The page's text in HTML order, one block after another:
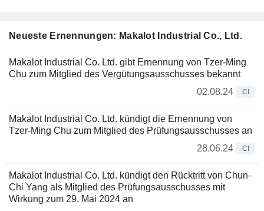
Neueste Ernennungen: Makalot Industrial Co., Ltd.
Makalot Industrial Co. Ltd. gibt Ernennung von Tzer-Ming
Chu zum Mitglied des Vergütungsausschusses bekannt
02.08.24
CI
Makalot Industrial Co. Ltd. kündigt die Ernennung von
Tzer-Ming Chu zum Mitglied des Prüfungsausschusses an
28.06.24
CI
Makalot Industrial Co. Ltd. kündigt den Rücktritt von Chun-
Chi Yang als Mitglied des Prüfungsausschusses mit
Wirkung zum 29. Mai 2024 an